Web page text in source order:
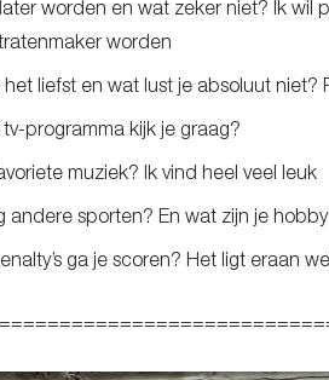
worden en wat zeker niet? Ik
worden
het liefst en wat lust je absoluut niet?
programma kijk je graag?
muziek? Ik vind heel veel leuk
andere sporten? En wat zijn je
ga je scoren? Het ligt eraan